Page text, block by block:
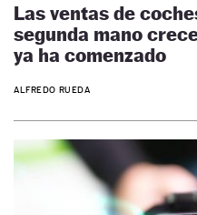
Las ventas de
segunda mano
ya ha comenzado
ALFREDO RUEDA